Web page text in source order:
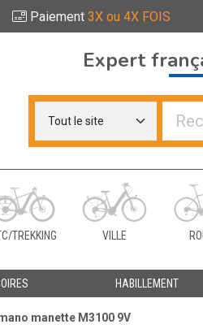
Paiement 3X ou 4X FOIS
du Vélo Votre distributeurs de
Expert
TREKKING VILLE
HABILLEMENT
manette M3100 9V